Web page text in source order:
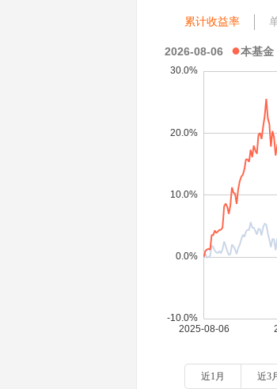
累计收益率
2026-08-06 ●本基金
近1月 近3